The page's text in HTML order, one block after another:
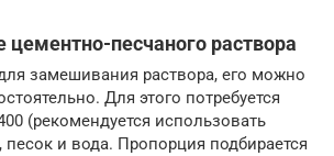
цементно-песчаного раствора
замешивания раствора, его можно
Для этого потребуется
(рекомендуется использовать
песок и вода. Пропорция подбирается